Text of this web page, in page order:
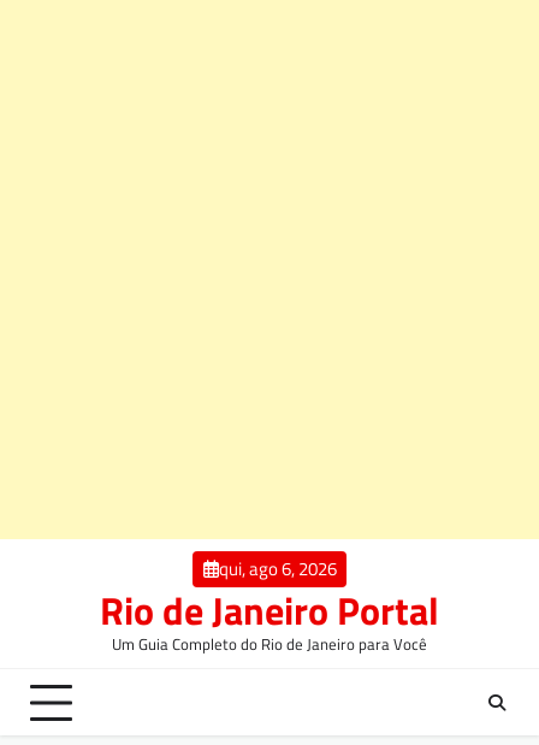
qui, ago 6, 2026
Rio de Janeiro Portal
Um Guia Completo do Rio de Janeiro para Você